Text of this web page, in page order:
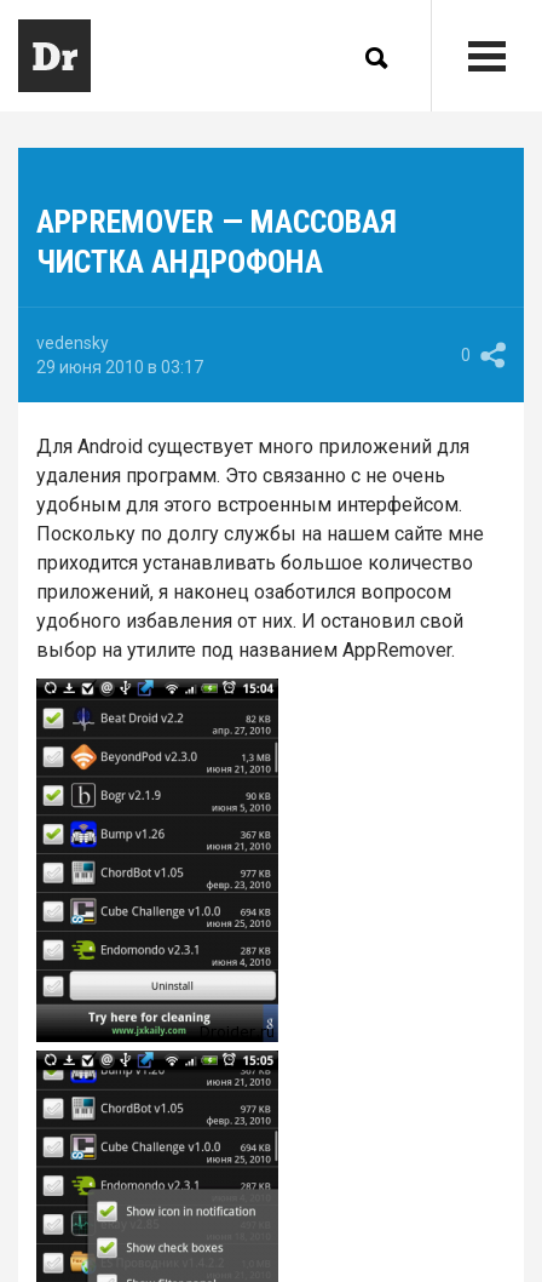
APPREMOVER — МАССОВАЯ
ЧИСТКА АНДРОФОНА
vedensky
29 июня 2010 в 03:17
0
Для Android существует много приложений для
удаления программ. Это связанно с не очень
удобным для этого встроенным интерфейсом.
Поскольку по долгу службы на нашем сайте мне
приходится устанавливать большое количество
приложений, я наконец озаботился вопросом
удобного избавления от них. И остановил свой
выбор на утилите под названием AppRemover.